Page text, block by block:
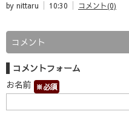
by nittaru 10:30 コメント(0)
コメント
コメントフォーム
お名前
※必須